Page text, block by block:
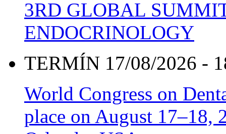
3RD GLOBAL
ENDOCRINOLOGY
TERMÍN 17/08/2026 -
World Congress on
place on August 17–18,